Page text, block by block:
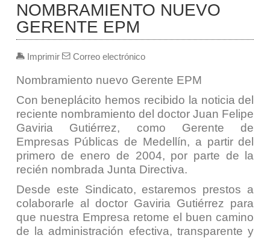
NOMBRAMIENTO NUEVO
GERENTE EPM
Imprimir Correo electrónico
Nombramiento nuevo Gerente EPM
Con beneplácito hemos recibido la noticia del
reciente nombramiento del doctor Juan Felipe
Gaviria Gutiérrez, como Gerente de
Empresas Públicas de Medellín, a partir del
primero de enero de 2004, por parte de la
recién nombrada Junta Directiva.
Desde este Sindicato, estaremos prestos a
colaborarle al doctor Gaviria Gutiérrez para
que nuestra Empresa retome el buen camino
de la administración efectiva, transparente y